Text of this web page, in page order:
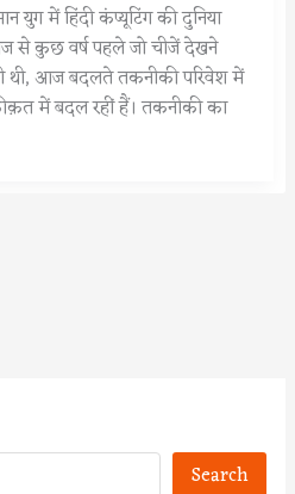
युग में हिंदी कंप्यूटिंग की दुनिया
से कुछ वर्ष पहले जो चीजें देखने
आज बदलते तकनीकी परिवेश में
में बदल रहीं हैं। तकनीकी का
Search